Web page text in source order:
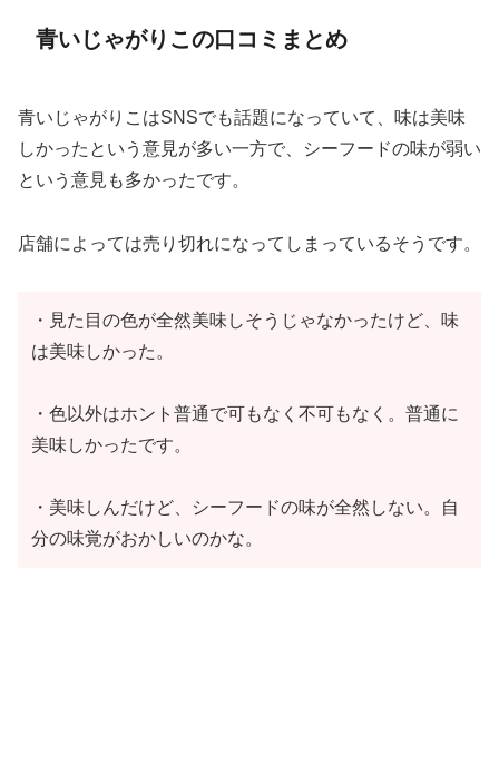
青いじゃがりこの口コミまとめ
青いじゃがりこはSNSでも話題になっていて、味は美味
しかったという意見が多い一方で、シーフードの味が弱い
という意見も多かったです。
店舗によっては売り切れになってしまっているそうです。
・見た目の色が全然美味しそうじゃなかったけど、味
は美味しかった。
・色以外はホント普通で可もなく不可もなく。普通に
美味しかったです。
・美味しんだけど、シーフードの味が全然しない。自
分の味覚がおかしいのかな。